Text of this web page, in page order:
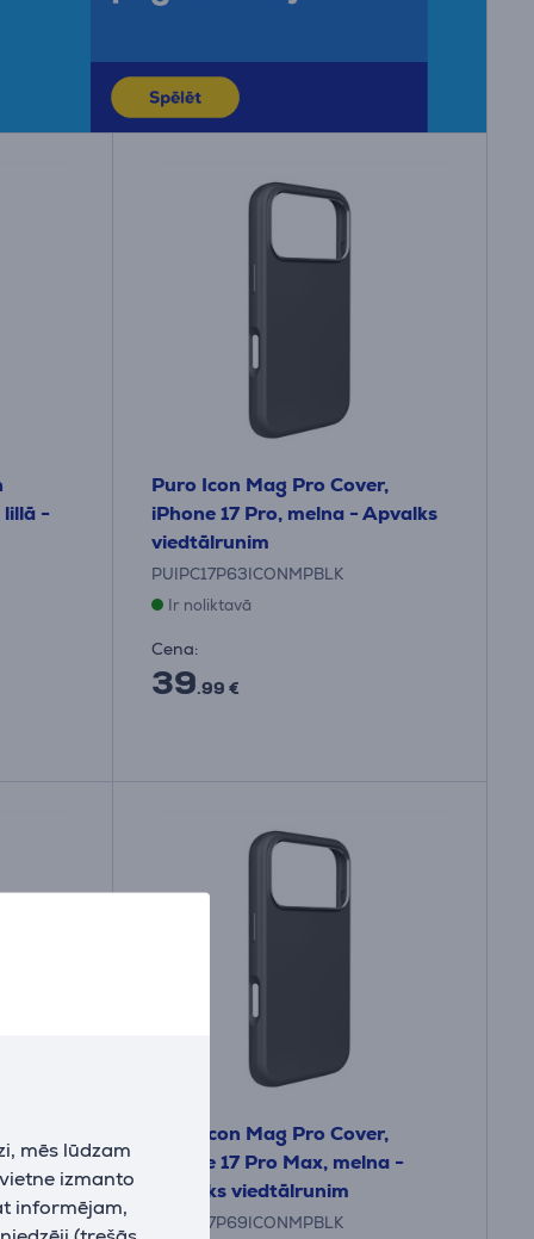
mēs lūdzam
izmanto
informējam,
lillā -
Puro Icon Mag Pro Cover,
iPhone 17 Pro, melna - Apvalks
viedtālrunim
PUIPC17P63ICONMPBLK
Ir noliktavā
Cena:
39.99 €
Puro Icon Mag Pro Cover,
iPhone 17 Pro Max, melna -
Apvalks viedtālrunim
PUIPC17P69ICONMPBLK